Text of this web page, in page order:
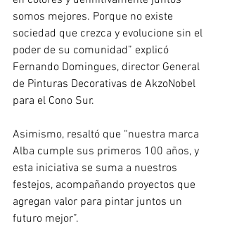
somos mejores. Porque no existe
sociedad que crezca y evolucione sin el
poder de su comunidad” explicó
Fernando Domingues, director General
de Pinturas Decorativas de AkzoNobel
para el Cono Sur.
Asimismo, resaltó que “nuestra marca
Alba cumple sus primeros 100 años, y
esta iniciativa se suma a nuestros
festejos, acompañando proyectos que
agregan valor para pintar juntos un
futuro mejor”.